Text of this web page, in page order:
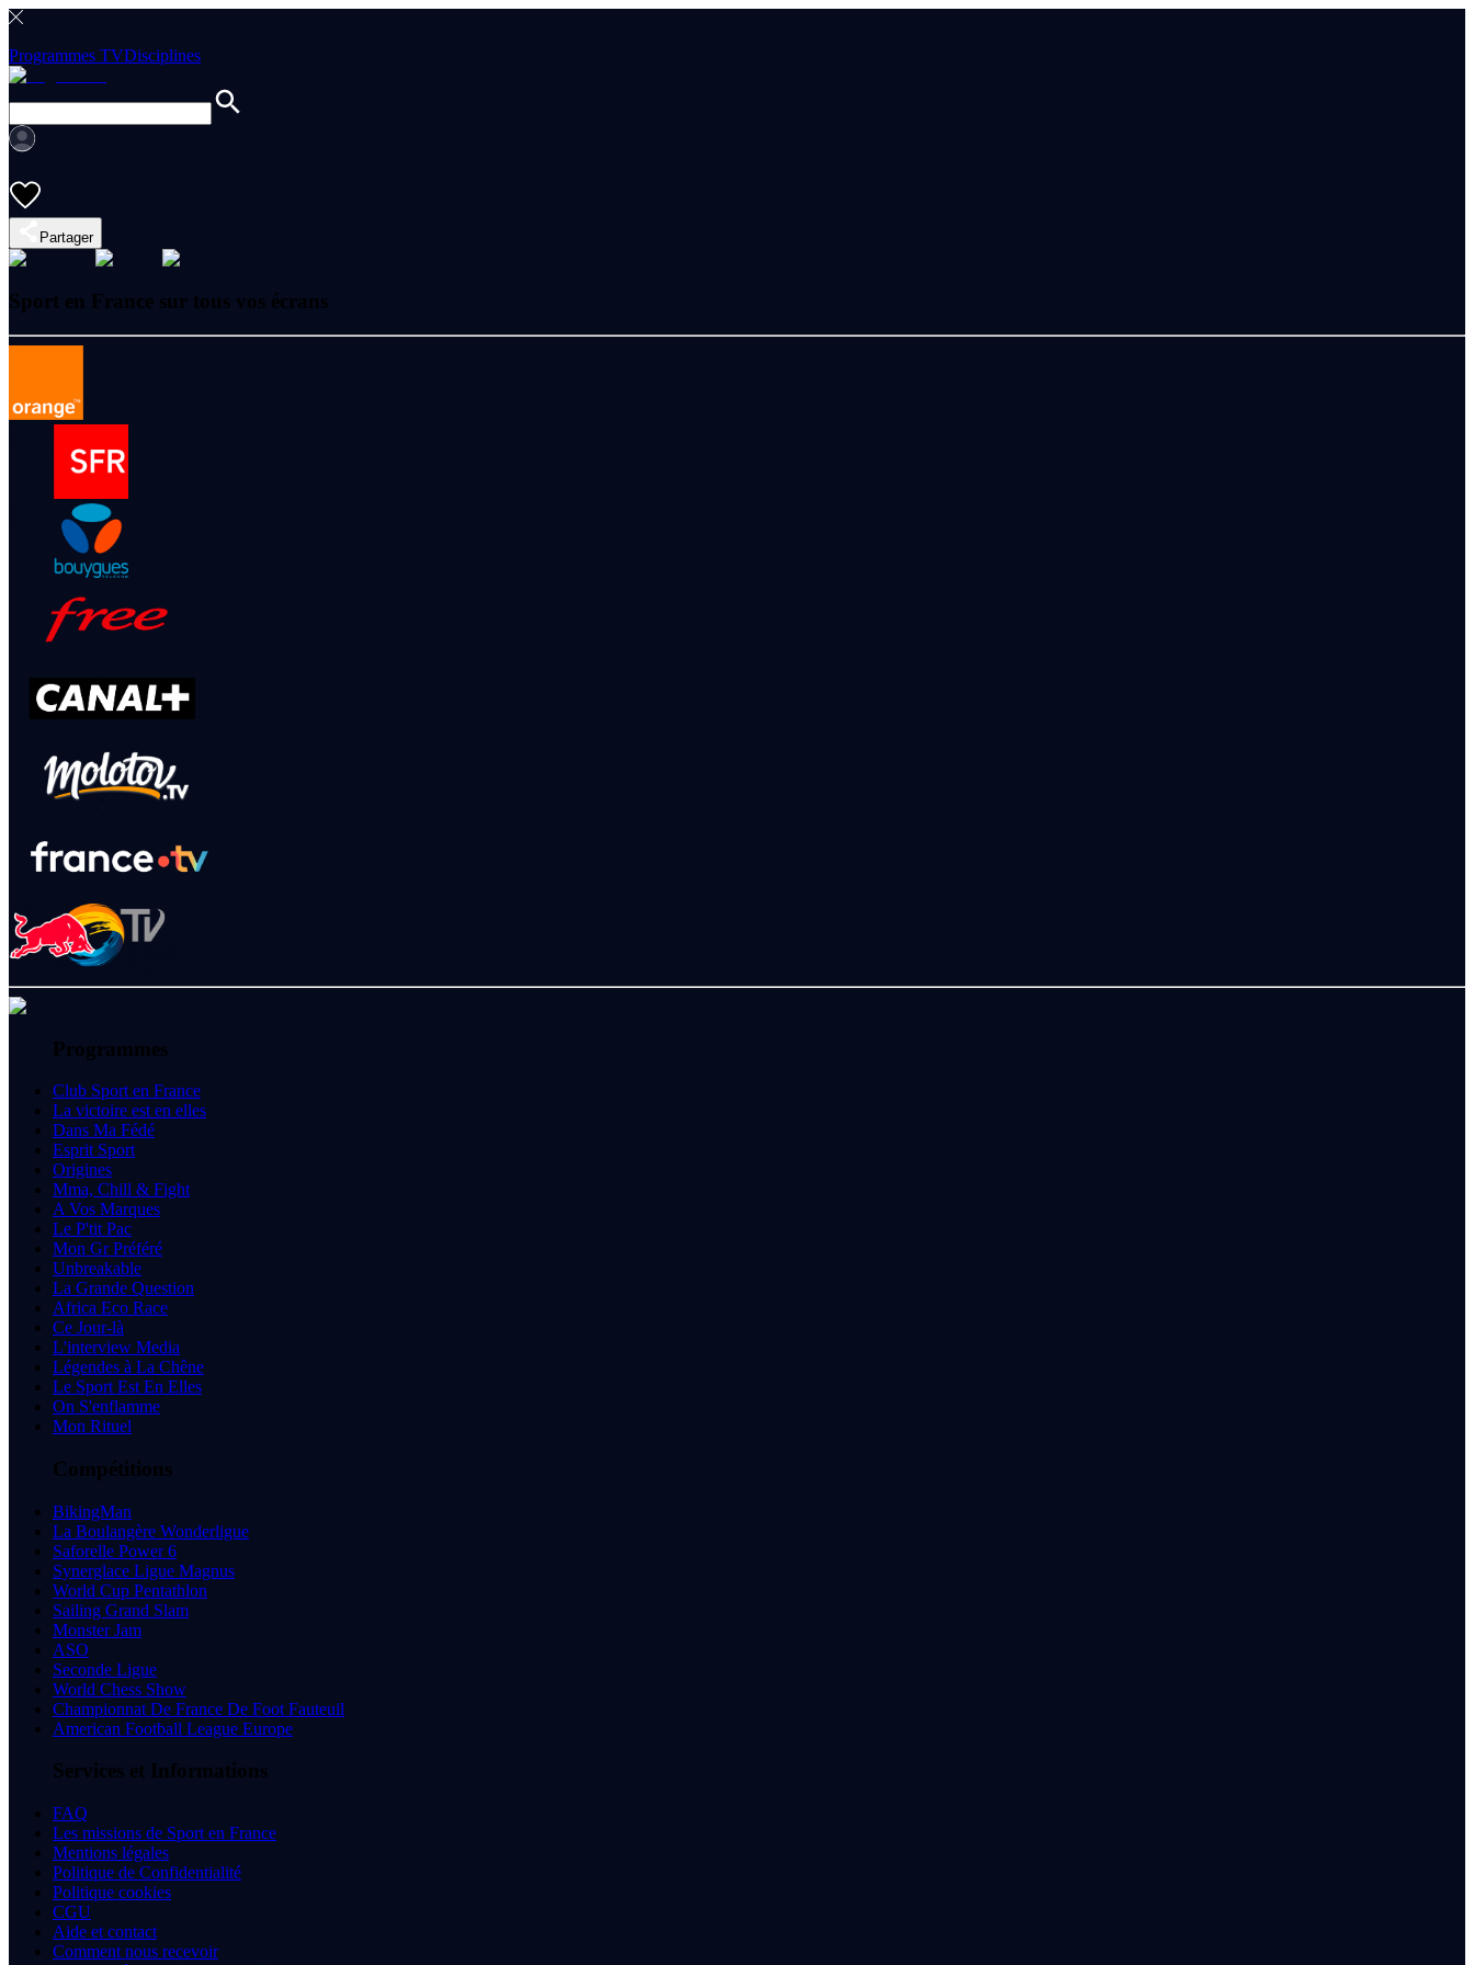
Programmes TVDisciplines
Partager
Sport en France sur tous vos écrans
Programmes
Club Sport en France
La victoire est en elles
Dans Ma Fédé
Esprit Sport
Origines
Mma, Chill & Fight
A Vos Marques
Le P'tit Pac
Mon Gr Préféré
Unbreakable
La Grande Question
Africa Eco Race
Ce Jour-là
L'interview Media
Légendes à La Chêne
Le Sport Est En Elles
On S'enflamme
Mon Rituel
Compétitions
BikingMan
La Boulangère Wonderligue
Saforelle Power 6
Synerglace Ligue Magnus
World Cup Pentathlon
Sailing Grand Slam
Monster Jam
ASO
Seconde Ligue
World Chess Show
Championnat De France De Foot Fauteuil
American Football League Europe
Services et Informations
FAQ
Les missions de Sport en France
Mentions légales
Politique de Confidentialité
Politique cookies
CGU
Aide et contact
Comment nous recevoir